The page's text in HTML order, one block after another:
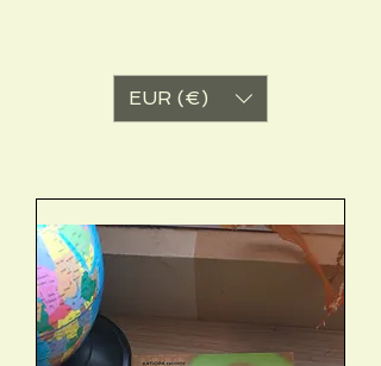
EUR (€)